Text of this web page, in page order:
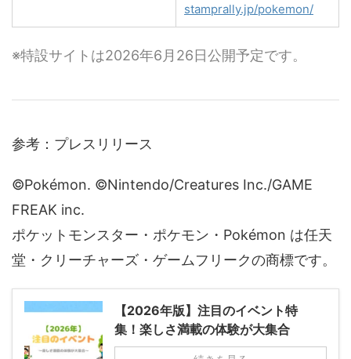
stamprally.jp/pokemon/
※特設サイトは2026年6月26日公開予定です。
参考：プレスリリース
©Pokémon. ©Nintendo/Creatures Inc./GAME
FREAK inc.
ポケットモンスター・ポケモン・Pokémon は任天
堂・クリーチャーズ・ゲームフリークの商標です。
【2026年版】注目のイベント特
集！楽しさ満載の体験が大集合